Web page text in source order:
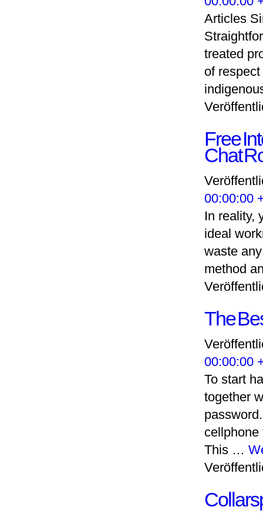
Articles
treated
of
Free
Chat
00:00:00
In reality,
ideal
waste
method
The
00:00:00
To start
together
cellphone
This …